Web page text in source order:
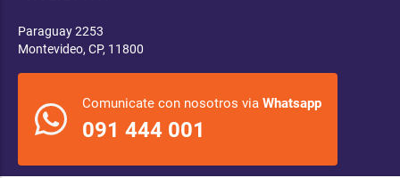
Paraguay 2253
Montevideo, CP, 11800
Comunicate con nosotros via Whatsapp
091 444 001